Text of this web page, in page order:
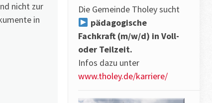
nicht zur
in
Die Gemeinde Tholey sucht
pädagogische
Fachkraft (m/w/d) in Voll-
oder Teilzeit.
Infos dazu unter
www.tholey.de/karriere/